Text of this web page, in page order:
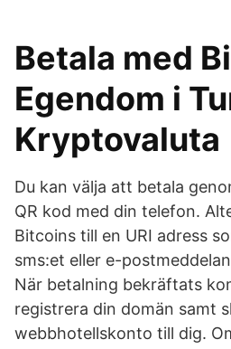
Betala med
Egendom i
Kryptovaluta
Du kan välja att betala
QR kod med din telefon.
Bitcoins till en URI adress
sms:et eller e-
När betalning bekräftats
registrera din domän samt
webbhotellskonto till dig.